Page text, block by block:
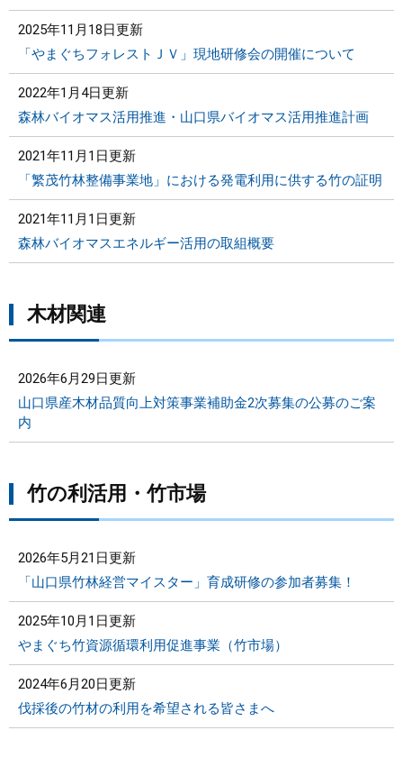
2025年11月18日更新
「やまぐちフォレストＪＶ」現地研修会の開催について
2022年1月4日更新
森林バイオマス活用推進・山口県バイオマス活用推進計画
2021年11月1日更新
「繁茂竹林整備事業地」における発電利用に供する竹の証明
2021年11月1日更新
森林バイオマスエネルギー活用の取組概要
木材関連
2026年6月29日更新
山口県産木材品質向上対策事業補助金2次募集の公募のご案
内
竹の利活用・竹市場
2026年5月21日更新
「山口県竹林経営マイスター」育成研修の参加者募集！
2025年10月1日更新
やまぐち竹資源循環利用促進事業（竹市場）
2024年6月20日更新
伐採後の竹材の利用を希望される皆さまへ